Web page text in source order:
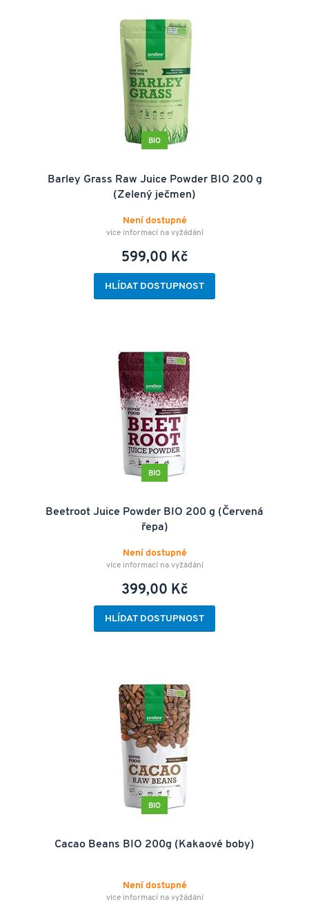
BIO
Barley Grass Raw Juice Powder BIO 200 g
(Zelený ječmen)
Není dostupné
více informací na vyžádání
599,00 Kč
HLÍDAT DOSTUPNOST
BIO
Beetroot Juice Powder BIO 200 g (Červená
řepa)
Není dostupné
více informací na vyžádání
399,00 Kč
HLÍDAT DOSTUPNOST
BIO
Cacao Beans BIO 200g (Kakaové boby)
Není dostupné
více informací na vyžádání